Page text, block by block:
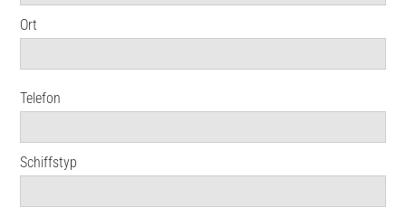
Ort
Telefon
Schiffstyp